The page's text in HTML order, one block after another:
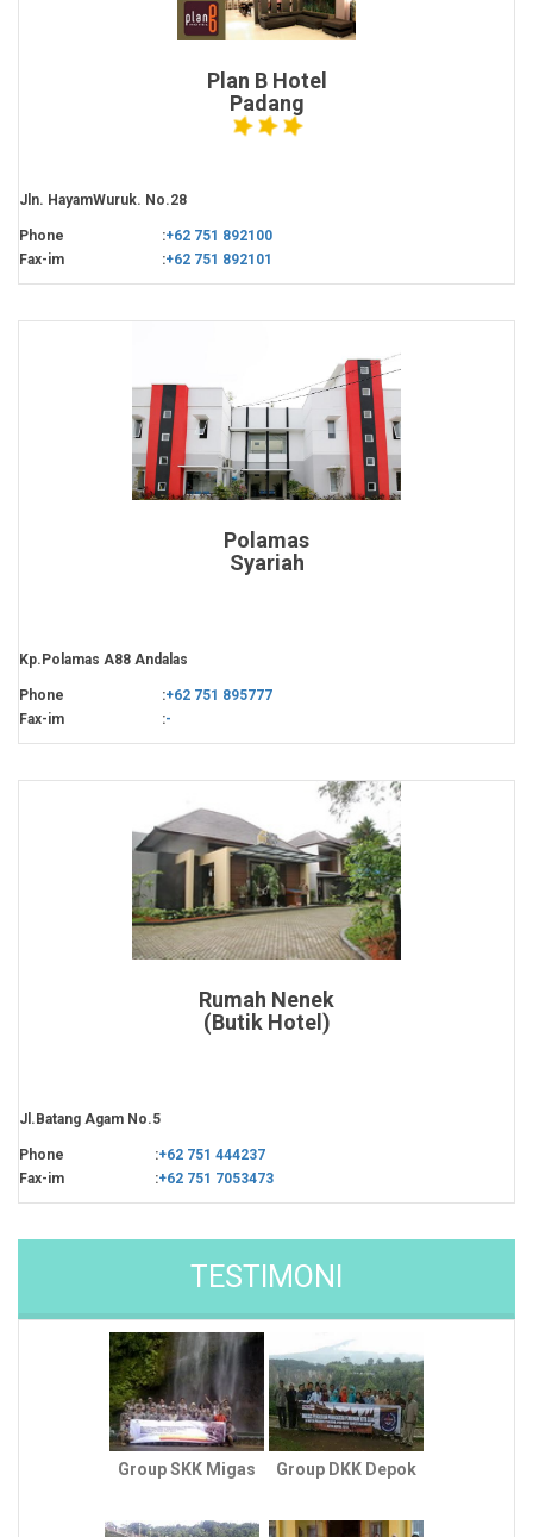
Plan B Hotel
Padang
Jln. HayamWuruk. No.28
Phone :+62 751 892100
Fax-im
:+62 751 892101
Polamas
Syariah
Kp.Polamas A88 Andalas
Phone :+62 751 895777
Fax-im
:-
Rumah Nenek
(Butik Hotel)
Jl.Batang Agam No.5
Phone :+62 751 444237
Fax-im
:+62 751 7053473
TESTIMONI
Group SKK Migas Group DKK Depok